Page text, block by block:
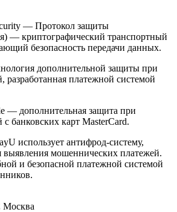
— Протокол защиты
— криптографический транспортный
безопасность передачи данных.
дополнительной защиты при
разработанная платежной системой
— дополнительная защита при
банковских карт MasterCard.
использует антифрод-систему,
выявления мошеннических платежей.
и безопасной платежной системой
Москва